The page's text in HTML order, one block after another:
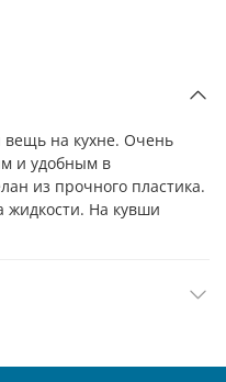
на кухне. Очень
и удобным в
из прочного пластика.
жидкости. На кувши